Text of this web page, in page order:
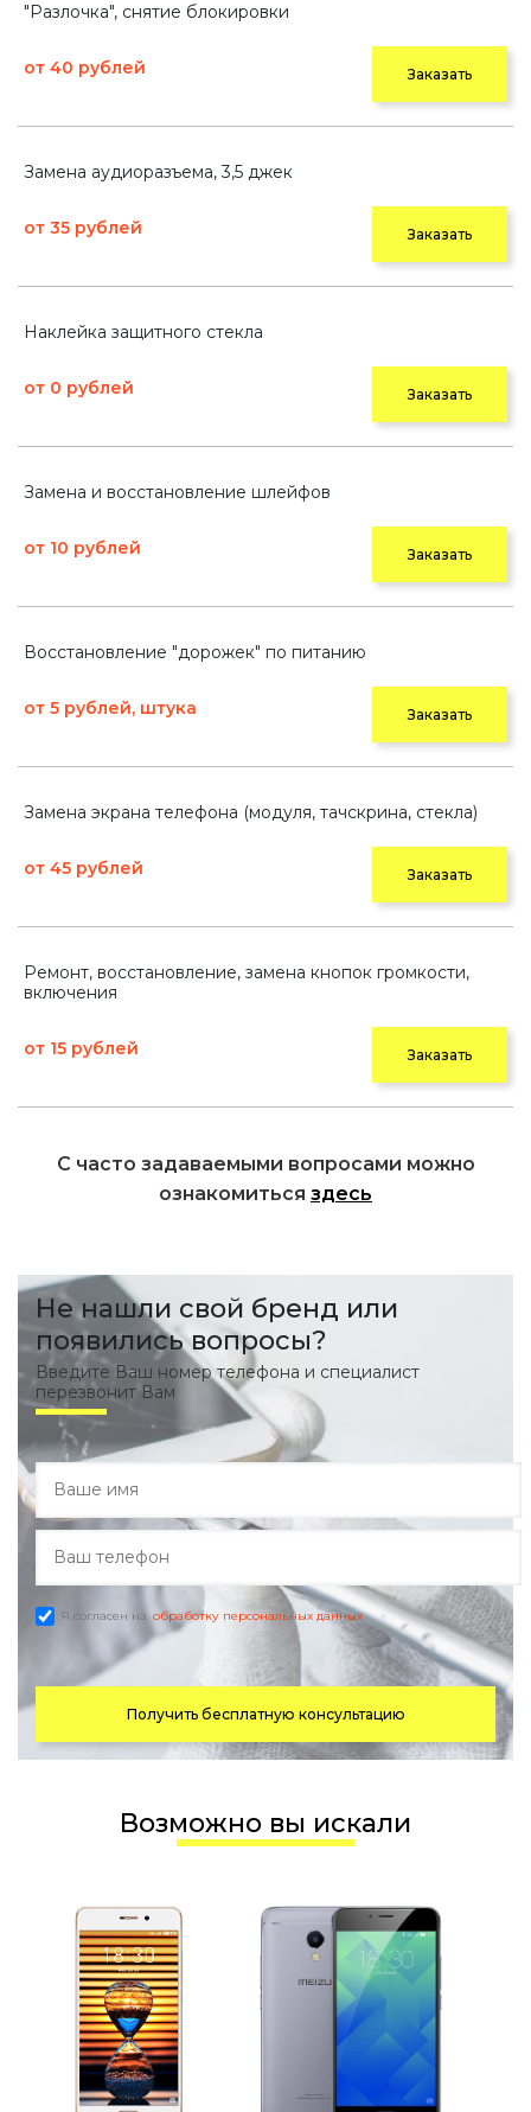
"Разлочка", снятие блокировки
от 40 рублей Заказать
Замена аудиоразъема, 3,5 джек
от 35 рублей Заказать
Наклейка защитного стекла
от 0 рублей Заказать
Замена и восстановление шлейфов
от 10 рублей Заказать
Восстановление "дорожек" по питанию
от 5 рублей, штука Заказать
Замена экрана телефона (модуля, тачскрина, стекла)
от 45 рублей Заказать
Ремонт, восстановление, замена кнопок громкости,
включения
от 15 рублей Заказать
С часто задаваемыми вопросами можно
ознакомиться здесь
Не нашли свой бренд или
появились вопросы?
Введите Ваш номер телефона и специалист
перезвонит Вам
Я согласен на обработку персональных данных
Получить бесплатную консультацию
Возможно вы искали